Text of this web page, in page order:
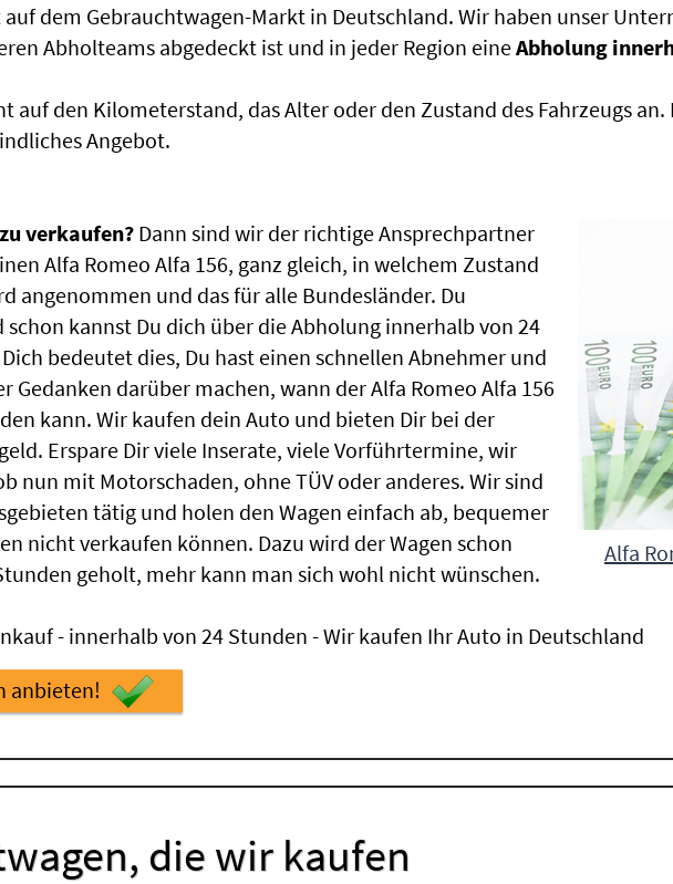
dem Gebrauchtwagen-Markt in Deutschland. Wir haben unser
Abholteams abgedeckt ist und in jeder Region eineAbholung
auf den Kilometerstand, das Alter oder den Zustand des Fahrzeugs an.
Angebot.
Alfa
verkaufen? Dann sind wir der richtige Ansprechpartner
Alfa Romeo Alfa 156, ganz gleich, in welchem Zustand
angenommen und das für alle Bundesländer. Du
schon kannst Du dich über die Abholung innerhalb von 24
bedeutet dies, Du hast einen schnellen Abnehmer und
Gedanken darüber machen, wann der Alfa Romeo Alfa 156
kann. Wir kaufen dein Auto und bieten Dir bei der
Erspare Dir viele Inserate, viele Vorführtermine, wir
nun mit Motorschaden, ohne TÜV oder anderes. Wir sind
tätig und holen den Wagen einfach ab, bequemer
nicht verkaufen können. Dazu wird der Wagen schon
geholt, mehr kann man sich wohl nicht wünschen.
- innerhalb von 24 Stunden - Wir kaufen Ihr Auto in Deutschland
anbieten!
die wir kaufen